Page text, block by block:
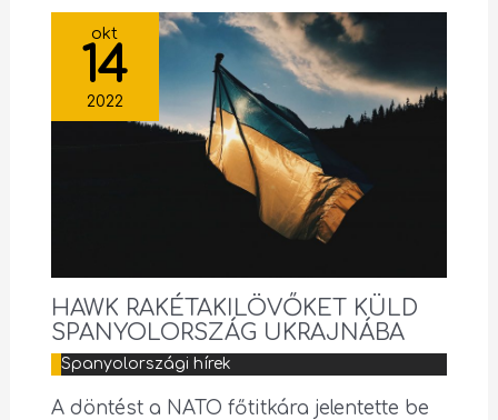
okt
14
2022
HAWK RAKÉTAKILÖVŐKET KÜLD
SPANYOLORSZÁG UKRAJNÁBA
Spanyolországi hírek
A döntést a NATO főtitkára jelentette be